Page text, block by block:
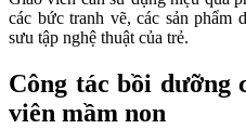
các bức tranh vẽ, các sản phẩm
sưu tập nghệ thuật của trẻ.
Công tác bồi dưỡng
viên mầm non